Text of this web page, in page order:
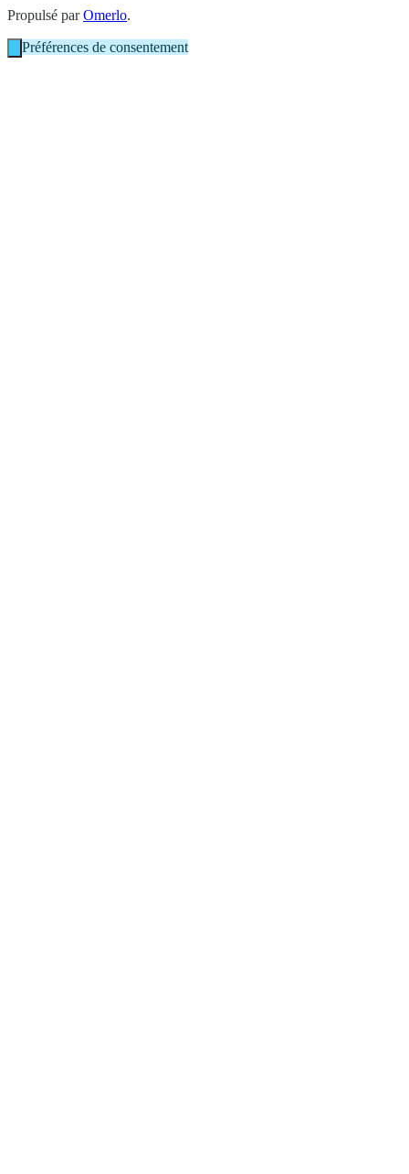
Propulsé parOmerlo.
Préférences de consentement